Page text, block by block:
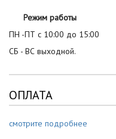
Режим работы
ПН -ПТ с 10:00 до 15:00
СБ - ВС выходной.
ОПЛАТА
смотрите подробнее